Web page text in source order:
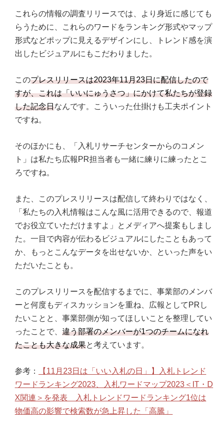
これらの情報の調査リリースでは、より身近に感じても
らうために、これらのワードをランキング形式やマップ
形式などポップに見えるデザインにし、トレンド感を演
出したビジュアルにもこだわりました。
このプレスリリースは2023年11月23日に配信したので
すが、これは「いいにゅうさつ」にかけて私たちが登録
した記念日なんです。こういった仕掛けも工夫ポイント
ですね。
そのほかにも、「入札リサーチセンターからのコメン
ト」は私たち広報PR担当者も一緒に練りに練ったとこ
ろですね。
また、このプレスリリースは配信して終わりではなく、
「私たちの入札情報はこんな風に活用できるので、報道
でお役立ていただけますよ」とメディアへ提案もしまし
た。一目で内容が伝わるビジュアルにしたこともあって
か、もっとこんなデータを出せないか、といった声をい
ただいたことも。
このプレスリリースを配信するまでに、事業部のメンバ
ーと何度もディスカッションを重ね、広報としてPRし
たいことと、事業部側が知ってほしいことを整理してい
ったことで、 違う部署のメンバーが1つのチームになれ
たことも大きな成果と考えています。
参考：
【11月23日は「いい入札の日」】入札トレンド
ワードランキング2023、入札ワードマップ2023＜IT・D
X関連＞を発表 入札トレンドワードランキング1位は
物価高の影響で検索数が急上昇した「高騰」